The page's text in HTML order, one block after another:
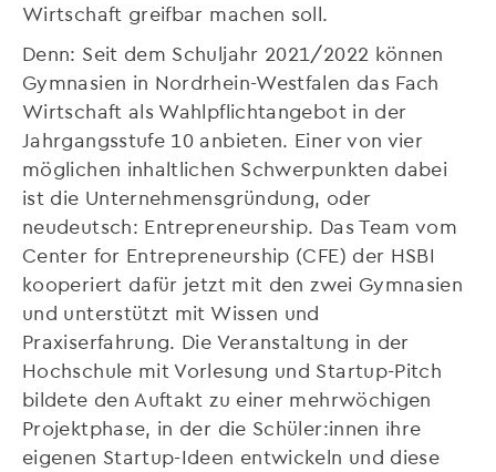
Wirtschaft greifbar machen soll.
Denn: Seit dem Schuljahr 2021/2022 können
Gymnasien in Nordrhein-Westfalen das Fach
Wirtschaft als Wahlpflichtangebot in der
Jahrgangsstufe 10 anbieten. Einer von vier
möglichen inhaltlichen Schwerpunkten dabei
ist die Unternehmensgründung, oder
neudeutsch: Entrepreneurship. Das Team vom
Center for Entrepreneurship (CFE) der HSBI
kooperiert dafür jetzt mit den zwei Gymnasien
und unterstützt mit Wissen und
Praxiserfahrung. Die Veranstaltung in der
Hochschule mit Vorlesung und Startup-Pitch
bildete den Auftakt zu einer mehrwöchigen
Projektphase, in der die Schüler:innen ihre
eigenen Startup-Ideen entwickeln und diese